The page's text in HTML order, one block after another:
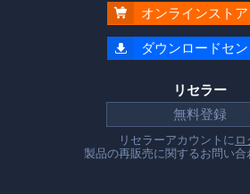
 オンラインストア
 ダウンロードセ
リセラー
無料登録
リセラーアカウントに ロ
製品の再販売に関するお問い合